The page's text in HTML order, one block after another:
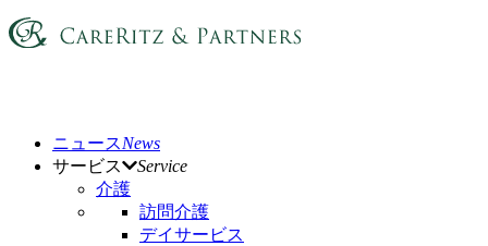
ニュースNews
サービス
Service
介護
訪問介護
デイサービス